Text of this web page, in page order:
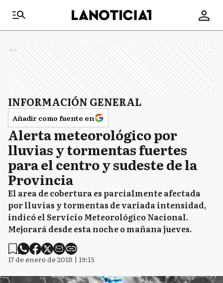
Ads
INFORMACIÓN GENERAL
Añadir como fuente en
Alerta meteorológico por
lluvias y tormentas fuertes
para el centro y sudeste de la
Provincia
El area de cobertura es parcialmente afectada
por lluvias y tormentas de variada intensidad,
indicó el Servicio Meteorológico Nacional.
Mejorará desde esta noche o mañana jueves.
17 de enero de 2018 | 19:15